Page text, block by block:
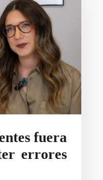
fuera
errores